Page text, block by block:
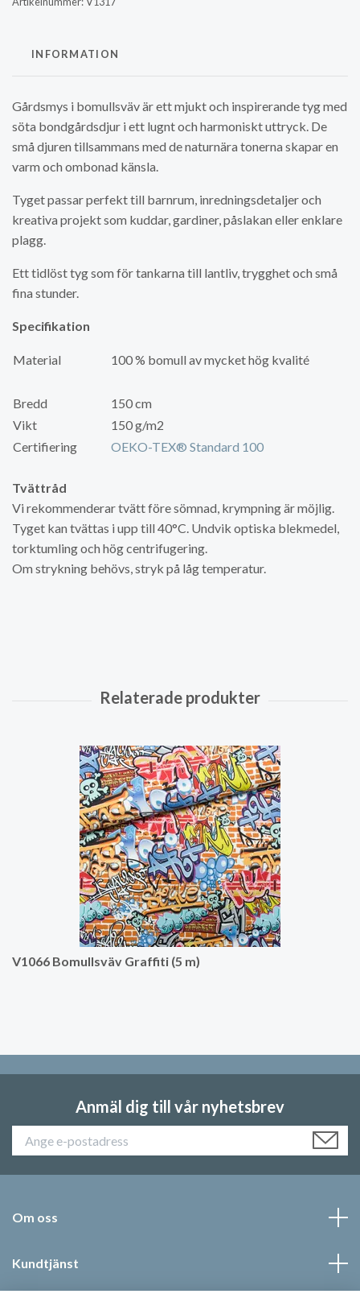
INFORMATION
Gårdsmys i bomullsväv är ett mjukt och inspirerande tyg med
söta bondgårdsdjur i ett lugnt och harmoniskt uttryck. De
små djuren tillsammans med de naturnära tonerna skapar en
varm och ombonad känsla.
Tyget passar perfekt till barnrum, inredningsdetaljer och
kreativa projekt som kuddar, gardiner, påslakan eller enklare
plagg.
Ett tidlöst tyg som för tankarna till lantliv, trygghet och små
fina stunder.
Specifikation
Material 100 % bomull av mycket hög kvalité
Bredd
150 cm
Vikt
150 g/m2
Certifiering
OEKO-TEX® Standard 100
Tvättråd
Vi rekommenderar tvätt före sömnad, krympning är möjlig.
Tyget kan tvättas i upp till 40°C. Undvik optiska blekmedel,
torktumling och hög centrifugering.
Om strykning behövs, stryk på låg temperatur.
V1066 Bomullsväv Graffiti (5 m)
Anmäl dig till vår nyhetsbrev
Om oss
Kundtjänst